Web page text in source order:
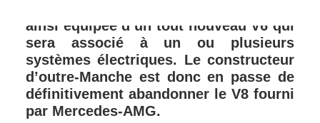
ainsi équipée d’un tout nouveau V6 qui
sera associé à un ou plusieurs
systèmes électriques. Le constructeur
d’outre-Manche est donc en passe de
définitivement abandonner le V8 fourni
par Mercedes-AMG.